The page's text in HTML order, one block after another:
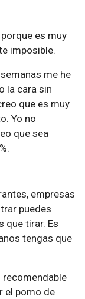
es muy
imposible.
me he
la cara sin
que es muy
Yo no
que sea
empresas
puedes
que tirar. Es
tengas que
recomendable
el pomo de